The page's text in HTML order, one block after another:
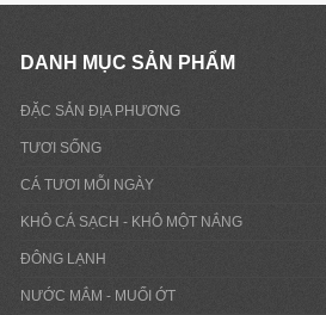
DANH MỤC SẢN PHẨM
ĐẶC SẢN ĐỊA PHƯƠNG
TƯƠI SỐNG
CÁ TƯƠI MỖI NGÀY
KHÔ CÁ SẠCH - KHÔ MỘT NẮNG
ĐÔNG LẠNH
NƯỚC MẮM - MUỐI ỚT